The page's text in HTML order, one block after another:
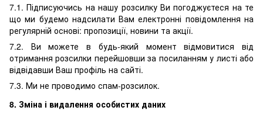
7.1. Підписуючись на нашу розсилку Ви погоджуєтеся на те
що ми будемо надсилати Вам електронні повідомлення на
регулярній основі: пропозиції, новини та акції.
7.2. Ви можете в будь-який момент відмовитися від
отримання розсилки перейшовши за посиланням у листі або
відвідавши Ваш профіль на сайті.
7.3. Ми не проводимо спам-розсилок.
8. Зміна і видалення особистих даних